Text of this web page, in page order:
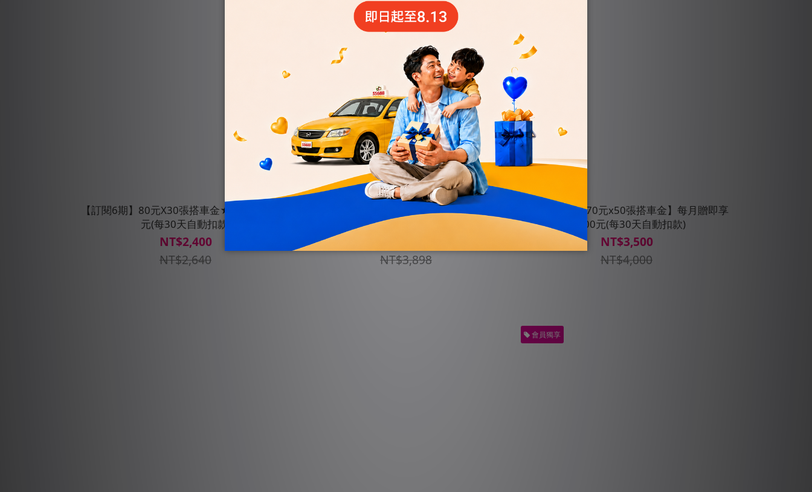
【訂閱6期】80元X30張搭車金★贈搭車金240
元(每30天自動扣款)
NT$2,400
NT$2,640
55688【訂閱12期/80元x40張搭車金】每月贈
即享券400元+預約派車X2次
NT$3,898
55688【訂閱70元x50張搭車金】每月贈即享
券500元(每30天自動扣款)
NT$3,500
NT$4,000
會員獨享